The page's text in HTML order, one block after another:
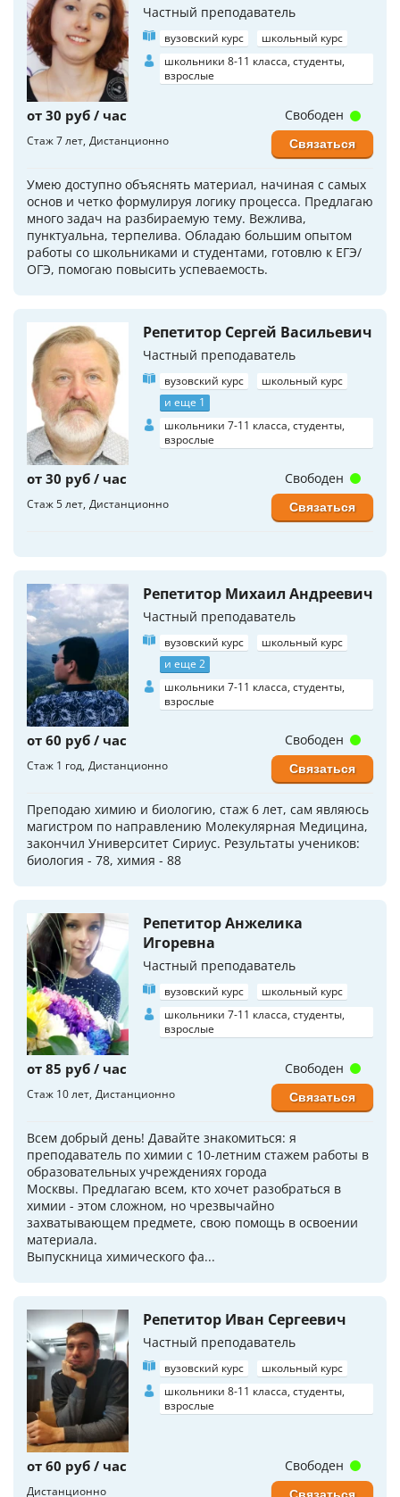
Частный преподаватель
вузовский курс
школьный курс
школьники 8-11 класса, студенты,
взрослые
от 30 руб / час
Стаж 7 лет Дистанционно
Умею доступно объяснять материал, начиная с самых
основ и четко формулируя логику процесса. Предлагаю
много задач на разбираемую тему. Вежлива,
пунктуальна, терпелива. Обладаю большим опытом
работы со школьниками и студентами, готовлю к ЕГЭ/
ОГЭ, помогаю повысить успеваемость.
Свободен
Связаться
Репетитор Сергей Васильевич
Частный преподаватель
вузовский курс
школьный курс
и еще 1
школьники 7-11 класса, студенты,
взрослые
от 30 руб / час
Стаж 5 лет Дистанционно
Свободен
Связаться
Репетитор Михаил Андреевич
Частный преподаватель
вузовский курс
школьный курс
и еще 2
школьники 7-11 класса, студенты,
взрослые
от 60 руб / час
Стаж 1 год Дистанционно
Преподаю химию и биологию, стаж 6 лет, сам являюсь
магистром по направлению Молекулярная Медицина,
закончил Университет Сириус. Результаты учеников:
биология - 78, химия - 88
Свободен
Связаться
Репетитор Анжелика
Игоревна
Частный преподаватель
вузовский курс
школьный курс
школьники 7-11 класса, студенты,
взрослые
от 85 руб / час
Стаж 10 лет Дистанционно
Всем добрый день! Давайте знакомиться: я
преподаватель по химии с 10-летним стажем работы в
образовательных учреждениях города
Москвы. Предлагаю всем, кто хочет разобраться в
химии - этом сложном, но чрезвычайно
захватывающем предмете, свою помощь в освоении
материала.
Выпускница химического фа...
Свободен
Связаться
Репетитор Иван Сергеевич
Частный преподаватель
вузовский курс
школьный курс
школьники 8-11 класса, студенты,
взрослые
от 60 руб / час
Дистанционно
Свободен
Связаться